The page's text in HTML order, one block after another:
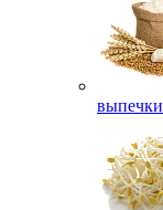
выпечки